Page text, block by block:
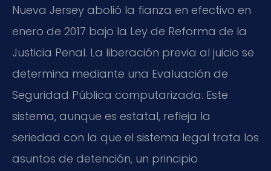
Nueva Jersey abolió la fianza en efectivo en
enero de 2017 bajo la Ley de Reforma de la
Justicia Penal. La liberación previa al juicio se
determina mediante una Evaluación de
Seguridad Pública computarizada. Este
sistema, aunque es estatal, refleja la
seriedad con la que el sistema legal trata los
asuntos de detención, un principio